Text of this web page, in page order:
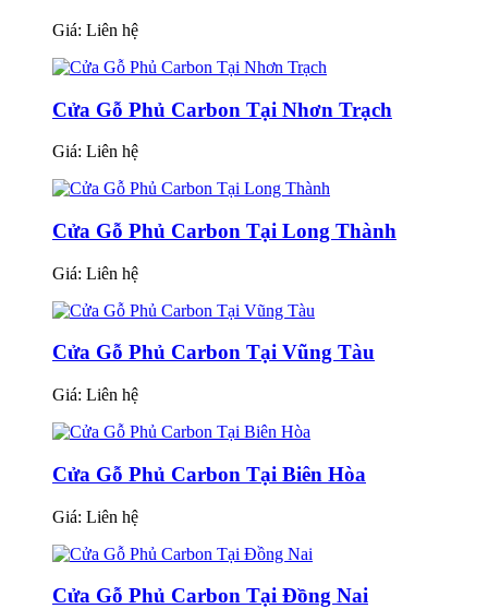
Giá: Liên hệ
Cửa Gỗ Phủ Carbon Tại Nhơn Trạch
Giá: Liên hệ
Cửa Gỗ Phủ Carbon Tại Long Thành
Giá: Liên hệ
Cửa Gỗ Phủ Carbon Tại Vũng Tàu
Giá: Liên hệ
Cửa Gỗ Phủ Carbon Tại Biên Hòa
Giá: Liên hệ
Cửa Gỗ Phủ Carbon Tại Đồng Nai